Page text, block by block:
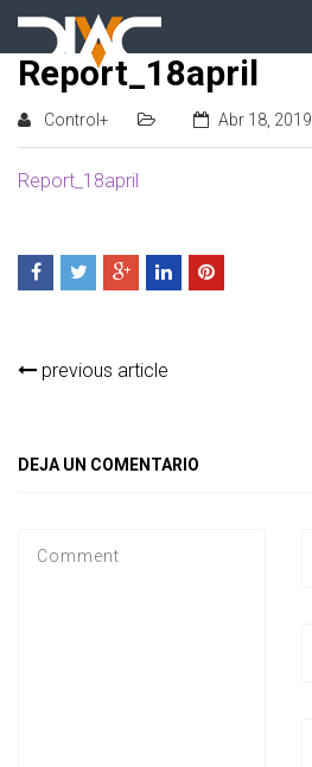
Report_18april
Control+ Abr 18, 2019
Report_18april
previous article
DEJA UN COMENTARIO